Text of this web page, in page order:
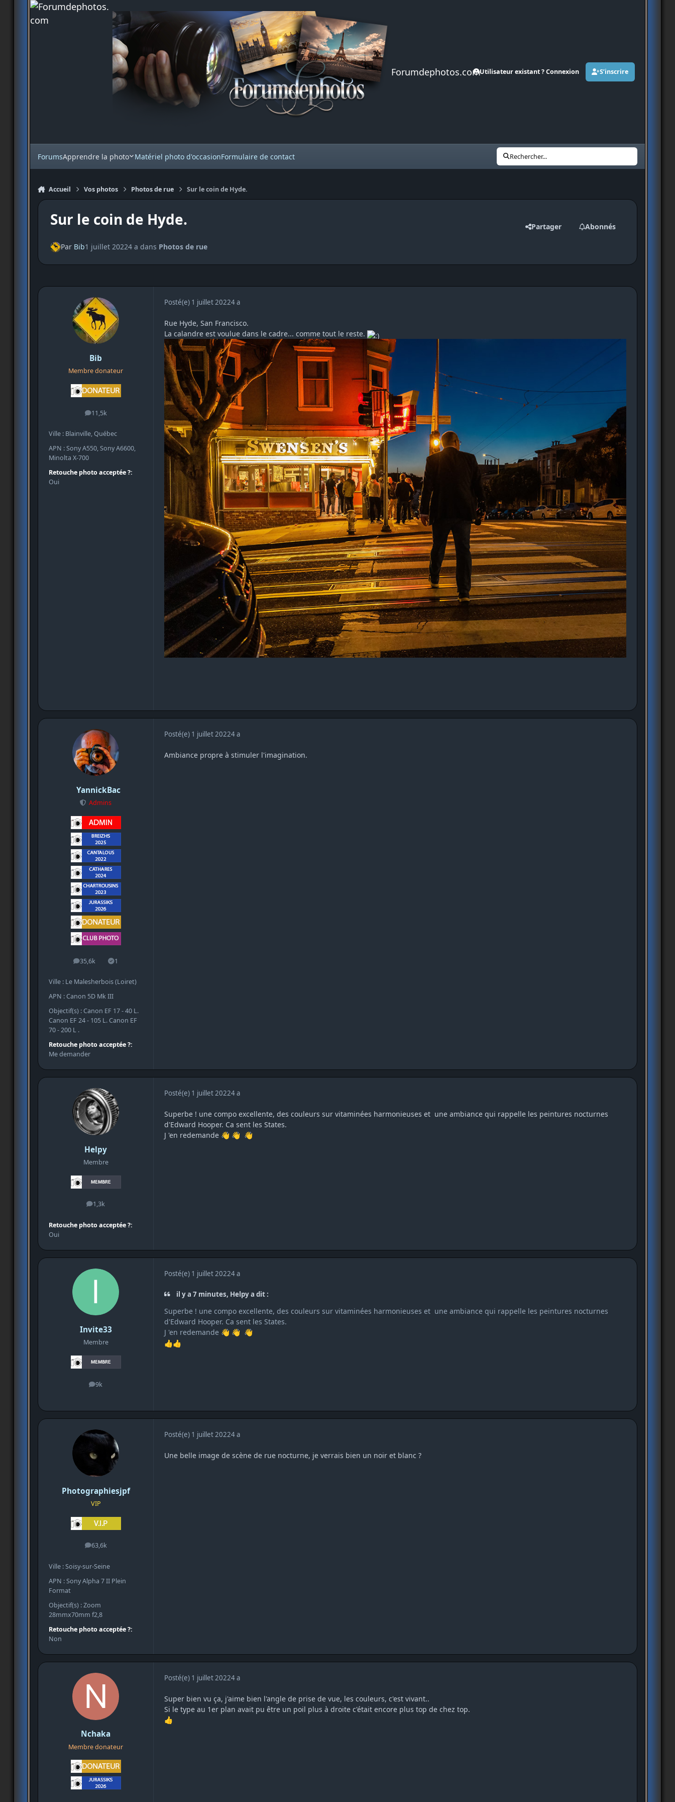
Aller au contenu
Forumdephotos.comUtilisateur existant ? Connexion S’inscrire
ForumsApprendre la photo Matériel photo d'occasionFormulaire de contact Rechercher...
Accueil Vos photos Photos de rue Sur le coin de Hyde.
Sur le coin de Hyde. Partager Abonnés
Par Bib1 juillet 20224 a dans Photos de rue
Bib
Membre donateur
11,5k
messages
Ville : Blainville, Québec
APN : Sony A550, Sony A6600,
Minolta X-700
Retouche photo acceptée ?:
Oui
Posté(e) 1 juillet 20224 a
Rue Hyde, San Francisco.
La calandre est voulue dans le cadre... comme tout le reste.
YannickBac
Admins
35,6k
messages 1
Solutions
Ville : Le Malesherbois (Loiret)
APN : Canon 5D Mk III
Objectif(s) : Canon EF 17 - 40 L.
Canon EF 24 - 105 L. Canon EF
70 - 200 L .
Retouche photo acceptée ?:
Me demander
Posté(e) 1 juillet 20224 a
Ambiance propre à stimuler l'imagination.
Helpy
Membre
1,3k
messages
Retouche photo acceptée ?:
Oui
Posté(e) 1 juillet 20224 a
Superbe ! une compo excellente, des couleurs sur vitaminées harmonieuses et une ambiance qui rappelle les peintures nocturnes
d'Edward Hooper. Ca sent les States.
J 'en redemande 👋 👋 👋
Invite33
Membre
9k
messages
Posté(e) 1 juillet 20224 a
il y a 7 minutes, Helpy a dit :
Superbe ! une compo excellente, des couleurs sur vitaminées harmonieuses et une ambiance qui rappelle les peintures nocturnes
d'Edward Hooper. Ca sent les States.
J 'en redemande 👋 👋 👋
👍👍
Photographiesjpf
VIP
63,6k
messages
Ville : Soisy-sur-Seine
APN : Sony Alpha 7 II Plein
Format
Objectif(s) : Zoom
28mmx70mm f2,8
Retouche photo acceptée ?:
Non
Posté(e) 1 juillet 20224 a
Une belle image de scène de rue nocturne, je verrais bien un noir et blanc ?
Nchaka
Membre donateur
Posté(e) 1 juillet 20224 a
Super bien vu ça, j'aime bien l'angle de prise de vue, les couleurs, c'est vivant..
Si le type au 1er plan avait pu être un poil plus à droite c'était encore plus top de chez top.
👍